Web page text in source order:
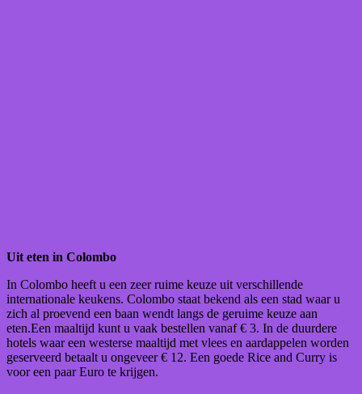
Uit eten in Colombo
In Colombo heeft u een zeer ruime keuze uit verschillende
internationale keukens. Colombo staat bekend als een stad waar u
zich al proevend een baan wendt langs de geruime keuze aan
eten.Een maaltijd kunt u vaak bestellen vanaf € 3. In de duurdere
hotels waar een westerse maaltijd met vlees en aardappelen worden
geserveerd betaalt u ongeveer € 12. Een goede Rice and Curry is
voor een paar Euro te krijgen.